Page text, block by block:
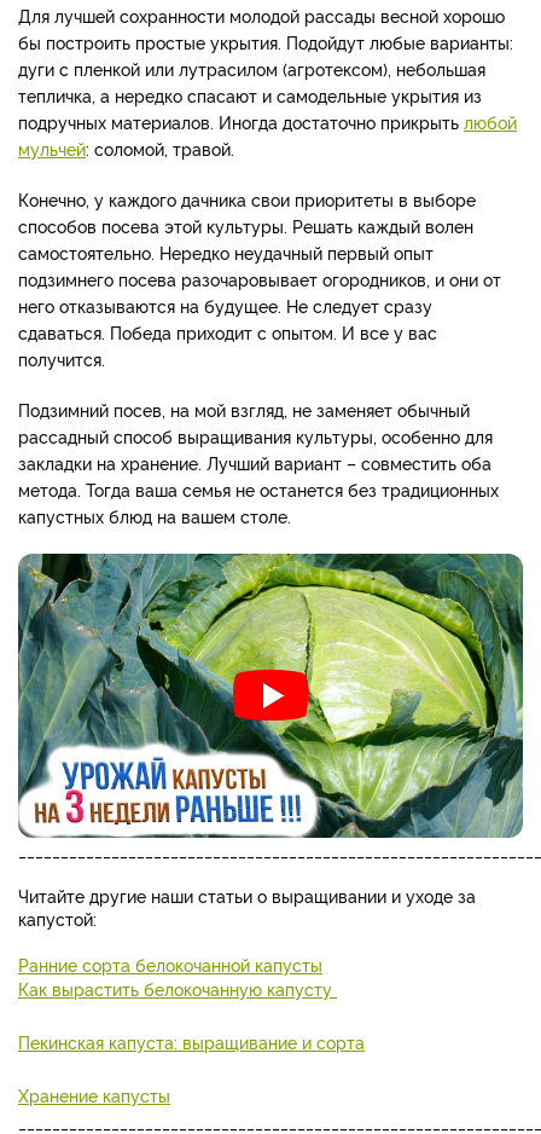
Для лучшей сохранности молодой рассады весной хорошо
бы построить простые укрытия. Подойдут любые варианты:
дуги с пленкой или лутрасилом (агротексом), небольшая
тепличка, а нередко спасают и самодельные укрытия из
подручных материалов. Иногда достаточно прикрыть любой
мульчей: соломой, травой.
Конечно, у каждого дачника свои приоритеты в выборе
способов посева этой культуры. Решать каждый волен
самостоятельно. Нередко неудачный первый опыт
подзимнего посева разочаровывает огородников, и они от
него отказываются на будущее. Не следует сразу
сдаваться. Победа приходит с опытом. И все у вас
получится.
Подзимний посев, на мой взгляд, не заменяет обычный
рассадный способ выращивания культуры, особенно для
закладки на хранение. Лучший вариант – совместить оба
метода. Тогда ваша семья не останется без традиционных
капустных блюд на вашем столе.
Читайте другие наши статьи о выращивании и уходе за
капустой:
Ранние сорта белокочанной капусты
Как вырастить белокочанную капусту
Пекинская капуста: выращивание и сорта
Хранение капусты